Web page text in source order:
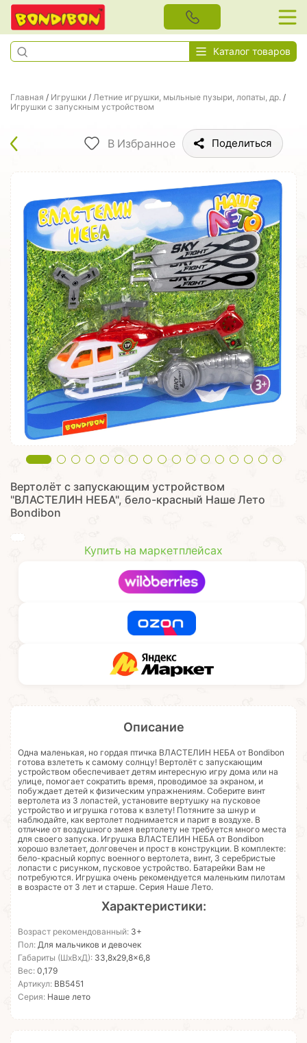
Каталог товаров
Главная / Игрушки / Летние игрушки, мыльные пузыри, лопаты, др. /
Игрушки с запускным устройством
В Избранное Поделиться
Вертолёт с запускающим устройством
"ВЛАСТЕЛИН НЕБА", бело-красный Наше Лето
Bondibon
Купить на маркетплейсах
Описание
Одна маленькая, но гордая птичка ВЛАСТЕЛИН НЕБА от Bondibon
готова взлететь к самому солнцу! Вертолёт с запускающим
устройством обеспечивает детям интересную игру дома или на
улице, помогает сократить время, проводимое за экраном, и
побуждает детей к физическим упражнениям. Соберите винт
вертолета из 3 лопастей, установите вертушку на пусковое
устройство и игрушка готова к взлету! Потяните за шнур и
наблюдайте, как вертолет поднимается и парит в воздухе. В
отличие от воздушного змея вертолету не требуется много места
для своего запуска. Игрушка ВЛАСТЕЛИН НЕБА от Bondibon
хорошо взлетает, долговечен и прост в конструкции. В комплекте:
бело-красный корпус военного вертолета, винт, 3 серебристые
лопасти с рисунком, пусковое устройство. Батарейки Вам не
потребуются. Игрушка очень рекомендуется маленьким пилотам
в возрасте от 3 лет и старше. Серия Наше Лето.
Характеристики:
Возраст рекомендованный: 3+
Пол: Для мальчиков и девочек
Габариты (ШхВхД): 33,8x29,8x6,8
Вес: 0,179
Артикул: ВВ5451
Серия: Наше лето